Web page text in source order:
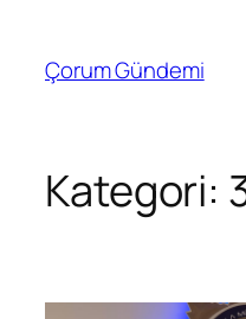
Çorum Gündemi
Kategori: